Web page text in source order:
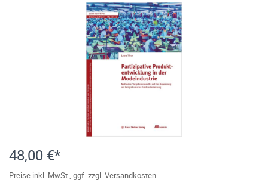
48,00 €*
Preise inkl. MwSt., ggf. zzgl. Versandkosten